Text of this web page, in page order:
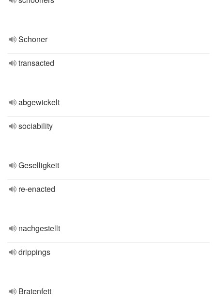
Schoner
transacted
abgewickelt
sociability
Geselligkeit
re-enacted
nachgestellt
drippings
Bratenfett